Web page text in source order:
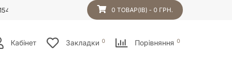
0 ТОВАР(ІВ) - 0 ГРН.
Кабінет Закладки 0 Порівняння 0